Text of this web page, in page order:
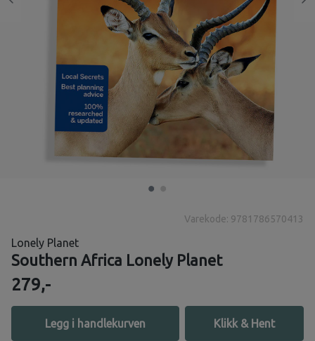
Varekode: 9781786570413
Lonely Planet
Southern Africa Lonely Planet
279,-
Legg i handlekurven Klikk & Hent